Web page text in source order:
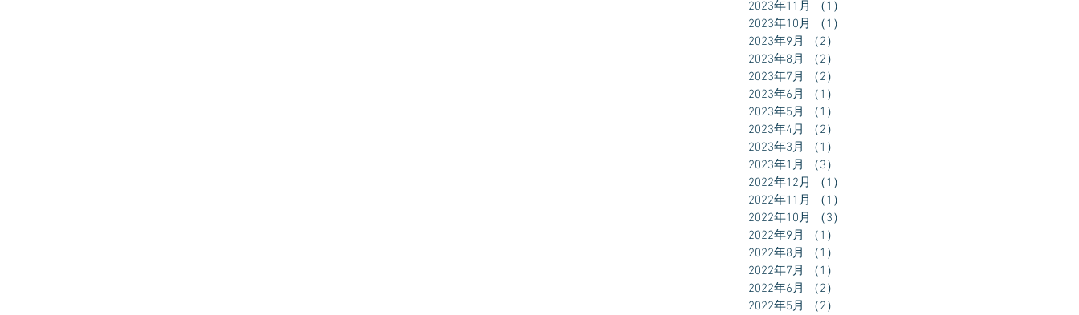
2023年11月
（1）
2023年10月
（1）
2023年9月
（2）
2023年8月
（2）
2023年7月
（2）
2023年6月
（1）
2023年5月
（1）
2023年4月
（2）
2023年3月
（1）
2023年1月
（3）
2022年12月
（1）
2022年11月
（1）
2022年10月
（3）
2022年9月
（1）
2022年8月
（1）
2022年7月
（1）
2022年6月
（2）
2022年5月
（2）